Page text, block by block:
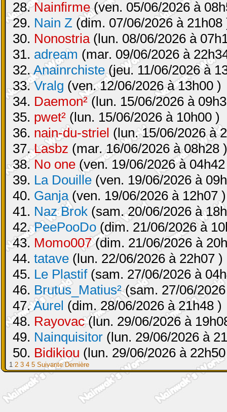
28.Nainfirme(ven. 05/06/2026 à
29. Nain Z (dim. 07/06/2026 à 21h08
30. Nonostria(lun. 08/06/2026 à
31. adream (mar. 09/06/2026 à
32.Anainrchiste(jeu. 11/06/2026 à
33.Vralg (ven. 12/06/2026 à 13h00 )
34. Daemon² (lun. 15/06/2026 à
35. pwet² (lun. 15/06/2026 à 10h00 )
36. nain-du-striel (lun. 15/06/2026 à
37.Lasbz (mar. 16/06/2026 à 08h28 )
38. No one (ven. 19/06/2026 à
39. La Douille (ven. 19/06/2026 à
40. Ganja(ven. 19/06/2026 à 12h07 )
41. Naz Brok (sam. 20/06/2026 à
42.PeePooDo (dim. 21/06/2026 à
43. Momo007(dim. 21/06/2026 à
44. tatave (lun. 22/06/2026 à 22h07 )
45. Le Plastif(sam. 27/06/2026 à
46. Brutus_Matius²(sam. 27/06/
47.Aurel (dim. 28/06/2026 à 21h48 )
48. Rayovac(lun. 29/06/2026 à
49. Nainquisitor (lun. 29/06/2026 à
50. Bidikiou (lun. 29/06/2026 à
1 2 3 4 5 Suivante Dernière